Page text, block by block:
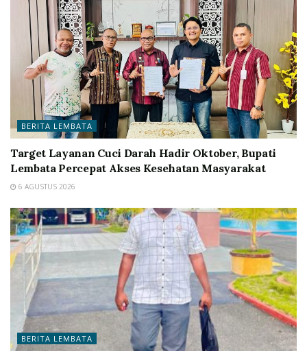
BERITA LEMBATA
Target Layanan Cuci Darah Hadir Oktober, Bupati
Lembata Percepat Akses Kesehatan Masyarakat
6 AGUSTUS 2026
BERITA LEMBATA